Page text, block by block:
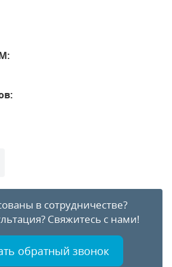
в сотрудничестве?
Свяжитесь с нами!
обратный звонок